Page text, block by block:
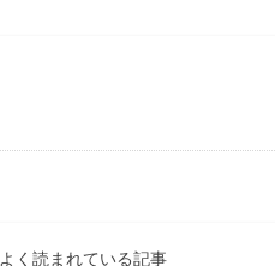
よく読まれている記事